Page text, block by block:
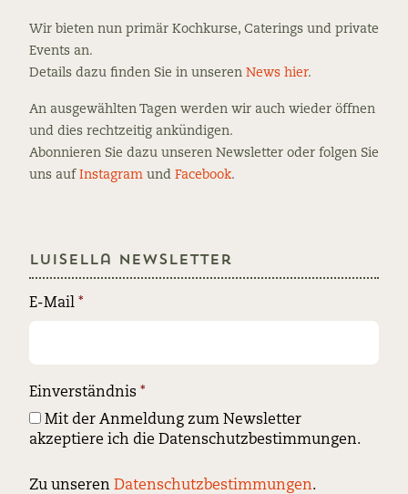
Wir bieten nun primär Kochkurse, Caterings und private
Events an.
Details dazu finden Sie in unseren News hier.
An ausgewählten Tagen werden wir auch wieder öffnen
und dies rechtzeitig ankündigen.
Abonnieren Sie dazu unseren Newsletter oder folgen Sie
uns auf Instagram und Facebook.
Luisella Newsletter
E-Mail *
Einverständnis *
Mit der Anmeldung zum Newsletter
akzeptiere ich die Datenschutzbestimmungen.
Zu unseren Datenschutzbestimmungen.